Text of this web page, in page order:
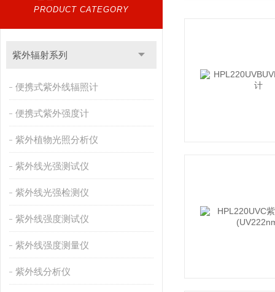
PRODUCT CATEGORY
紫外辐射系列
便携式紫外线辐照计
便携式紫外强度计
紫外植物光照分析仪
紫外线光强测试仪
紫外线光强检测仪
紫外线强度测试仪
紫外线强度测量仪
紫外线分析仪